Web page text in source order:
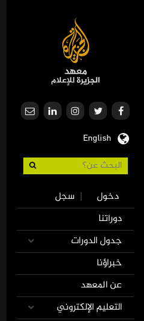
English
User
account
menu
دخول | سجل
Main
navigation
دوراتنا
جدول الدورات
خبراؤنا
عن المعهد
التعليم الإلكتروني